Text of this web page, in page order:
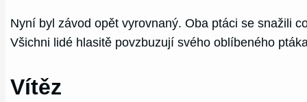
Nyní byl závod opět vyrovnaný. Oba ptáci se snažili
Všichni lidé hlasitě povzbuzují svého oblíbeného
Vítěz